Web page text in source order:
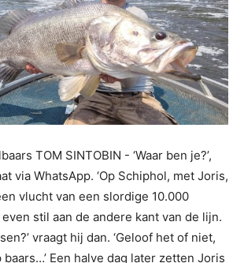
TOM SINTOBIN - ‘Waar ben je?’,
via WhatsApp. ‘Op Schiphol, met Joris,
vlucht van een slordige 10.000
even stil aan de andere kant van de lijn.
vraagt hij dan. ‘Geloof het of niet,
baars…’ Een halve dag later zetten Joris